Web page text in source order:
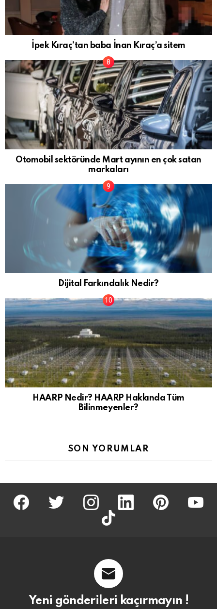
İpek Kıraç’tan baba İnan Kıraç’a sitem
Otomobil sektöründe Mart ayının en çok satan
markaları
Dijital Farkındalık Nedir?
HAARP Nedir? HAARP Hakkında Tüm
Bilinmeyenler?
SON YORUMLAR
facebook twitter İnstagram linkedin pinterest
tiktok
Yeni gönderileri kaçırmayın !